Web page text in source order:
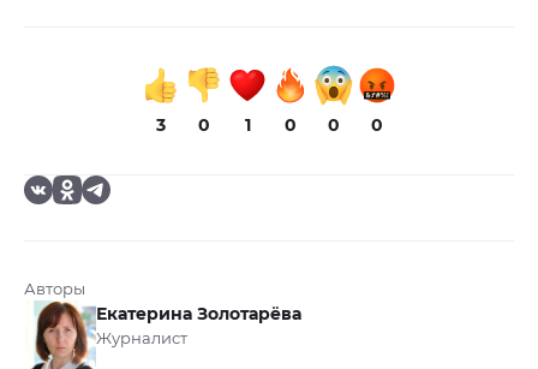
3 0 1 0 0 0
Авторы
Екатерина Золотарёва
Журналист